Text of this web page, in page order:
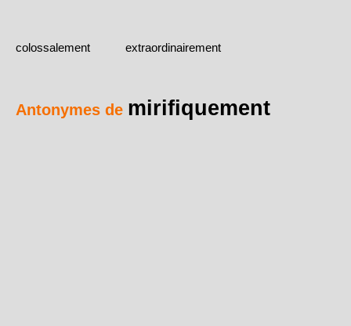
colossalement extraordinairement
Antonymes de mirifiquement